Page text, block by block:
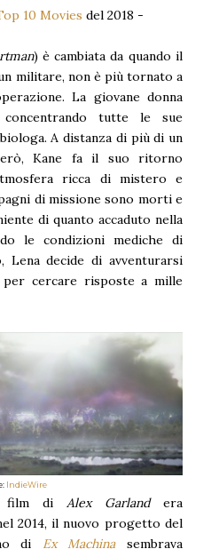
10 Movies del 2018 -
) è cambiata da quando il
militare, non è più tornato a
La giovane donna
tutte le sue
A distanza di più di un
Kane fa il suo ritorno
ricca di mistero e
di missione sono morti e
di quanto accaduto nella
le condizioni mediche di
Lena decide di avventurarsi
cercare risposte a mille
IndieWire
film diAlex Garlandera
2014, il nuovo progetto del
di
Ex Machinasembrava